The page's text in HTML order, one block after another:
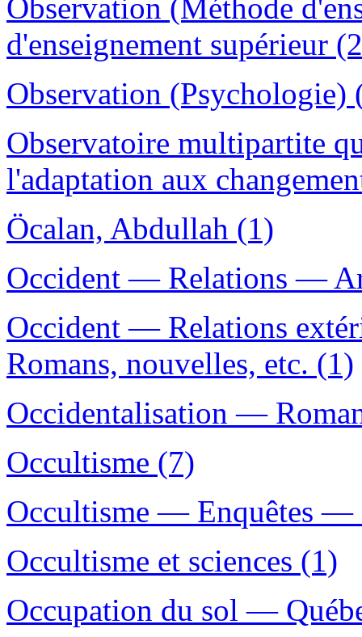
Observation (Méthode
d'enseignement supérieur
Observation (Psychologie)
Observatoire multipartite
l'adaptation aux
Öcalan, Abdullah (1)
Occident — Relations —
Occident — Relations
Romans, nouvelles, etc. (1)
Occidentalisation —
Occultisme (7)
Occultisme — Enquêtes —
Occultisme et sciences (1)
Occupation du sol —